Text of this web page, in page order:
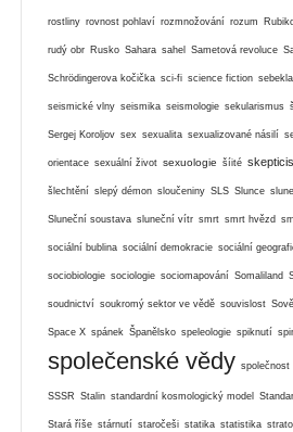
rostliny rovnost pohlaví rozmnožování rozum
rudý obr Rusko Sahara sahel Sametová revoluce
Schrödingerova kočička sci-fi science fiction
seismické vlny seismika seismologie sekularismus
Sergej Koroljov sex sexualita sexualizované násilí
orientace sexuální život sexuologie šíité
šlechtění slepý démon sloučeniny SLS Slunce
Sluneční soustava sluneční vítr smrt smrt hvězd
sociální bublina sociální demokracie sociální
sociobiologie sociologie sociomapování Somaliland
soudnictví soukromý sektor ve vědě souvislost
Space X spánek Španělsko speleologie spiknutí
společenské vědy společnost
SSSR Stalin standardní kosmologický model
Stará říše stárnutí staročeši statika statistika